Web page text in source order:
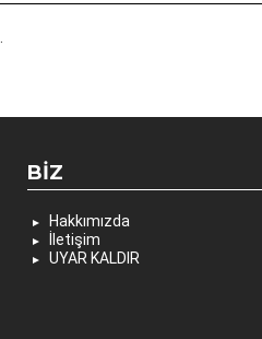
BIZ
Hakkımızda
İletişim
UYAR KALDIR